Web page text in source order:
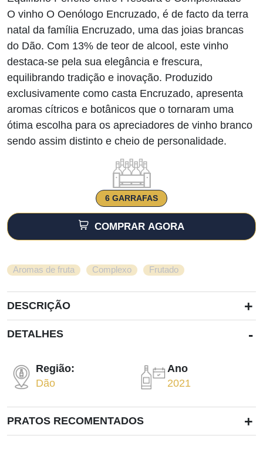
O vinho O Oenólogo Encruzado, é de facto da terra
natal da família Encruzado, uma das joias brancas
do Dão. Com 13% de teor de alcool, este vinho
destaca-se pela sua elegância e frescura,
equilibrando tradição e inovação. Produzido
exclusivamente como casta Encruzado, apresenta
aromas cítricos e botânicos que o tornaram uma
ótima escolha para os apreciadores de vinho branco
sendo assim distinto e cheio de personalidade.
6 GARRAFAS
COMPRAR AGORA
Aromas de fruta Complexo Frutado
DESCRIÇÃO +
DETALHES -
Região:
Dão
Ano
2021
PRATOS RECOMENTADOS +